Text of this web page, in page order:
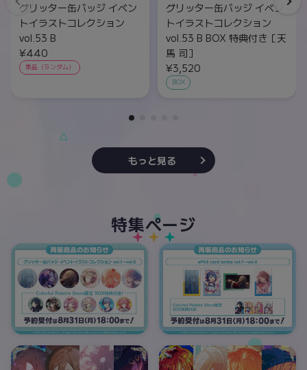
グリッター缶バッジ イベン
トイラストコレクション
vol.53 B
¥440
単品（ランダム）
グリッター缶バッジ イベン
トイラストコレクション
vol.53 B BOX 特典付き［天
馬 司］
¥3,520
BOX
もっと見る
特集ページ